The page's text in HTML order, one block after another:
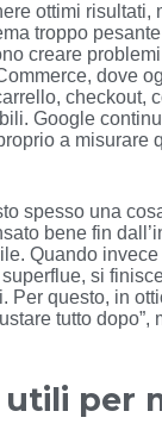
ottimi risultati,
troppo
creare
dove
checkout,
Google
a misurare
spesso una
bene fin
Quando
si
Per questo, in
tutto dopo”,
per